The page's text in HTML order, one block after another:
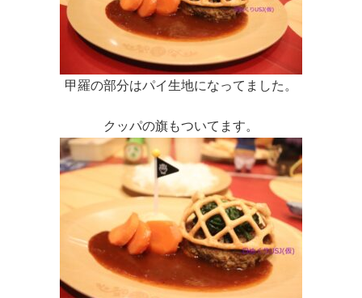
甲羅の部分はパイ生地になってました。
クッパの旗もついてます。